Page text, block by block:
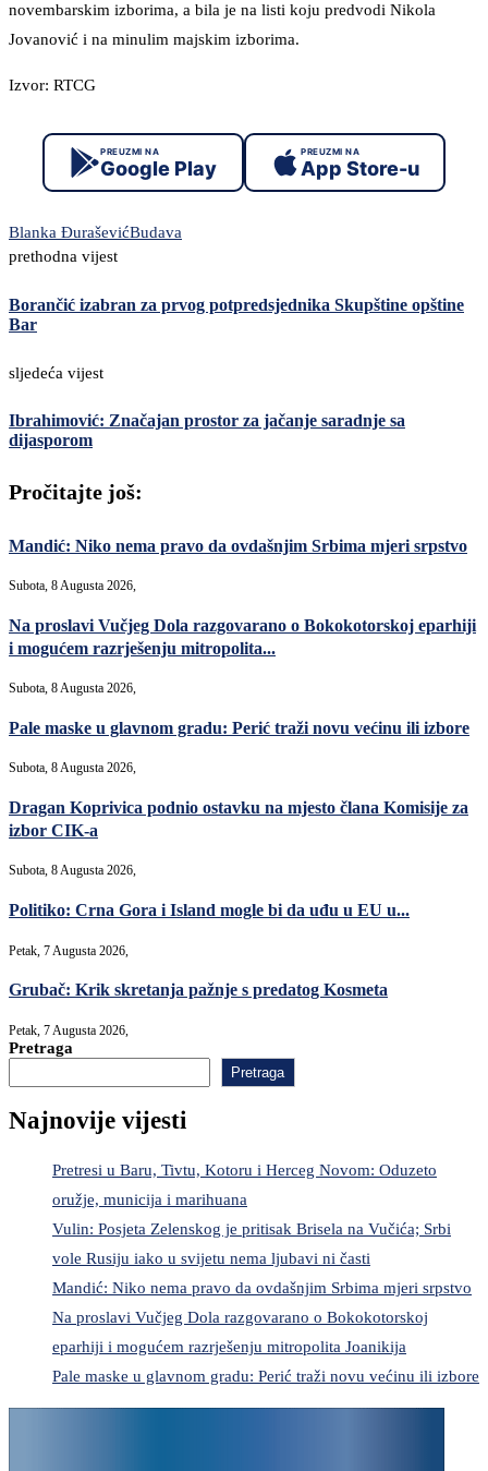
novembarskim izborima, a bila je na listi koju predvodi Nikola
Jovanović i na minulim majskim izborima.
Izvor: RTCG
PREUZMI NA
Google Play
PREUZMI NA
App Store-u
Blanka ĐuraševićBudava
prethodna vijest
Borančić izabran za prvog potpredsjednika Skupštine opštine
Bar
sljedeća vijest
Ibrahimović: Značajan prostor za jačanje saradnje sa
dijasporom
Pročitajte još:
Mandić: Niko nema pravo da ovdašnjim Srbima mjeri srpstvo
Subota, 8 Augusta 2026,
Na proslavi Vučjeg Dola razgovarano o Bokokotorskoj eparhiji
i mogućem razrješenju mitropolita...
Subota, 8 Augusta 2026,
Pale maske u glavnom gradu: Perić traži novu većinu ili izbore
Subota, 8 Augusta 2026,
Dragan Koprivica podnio ostavku na mjesto člana Komisije za
izbor CIK-a
Subota, 8 Augusta 2026,
Politiko: Crna Gora i Island mogle bi da uđu u EU u...
Petak, 7 Augusta 2026,
Grubač: Krik skretanja pažnje s predatog Kosmeta
Petak, 7 Augusta 2026,
Pretraga
Pretraga
Najnovije vijesti
Pretresi u Baru, Tivtu, Kotoru i Herceg Novom: Oduzeto
oružje, municija i marihuana
Vulin: Posjeta Zelenskog je pritisak Brisela na Vučića; Srbi
vole Rusiju iako u svijetu nema ljubavi ni časti
Mandić: Niko nema pravo da ovdašnjim Srbima mjeri srpstvo
Na proslavi Vučjeg Dola razgovarano o Bokokotorskoj
eparhiji i mogućem razrješenju mitropolita Joanikija
Pale maske u glavnom gradu: Perić traži novu većinu ili izbore